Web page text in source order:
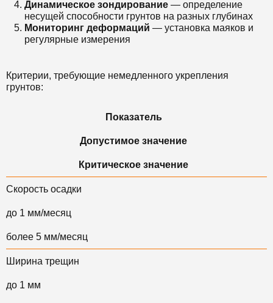
Динамическое зондирование — определение
несущей способности грунтов на разных глубинах
Мониторинг деформаций — установка маяков и
регулярные измерения
Критерии, требующие немедленного укрепления
грунтов:
Показатель
Допустимое значение
Критическое значение
Скорость осадки
до 1 мм/месяц
более 5 мм/месяц
Ширина трещин
до 1 мм